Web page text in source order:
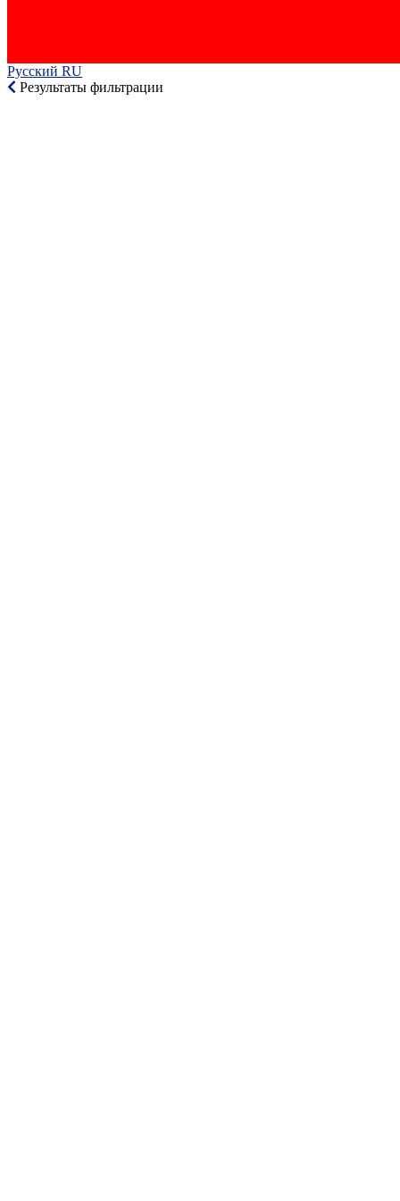
Русский RU‎
Результаты фильтрации